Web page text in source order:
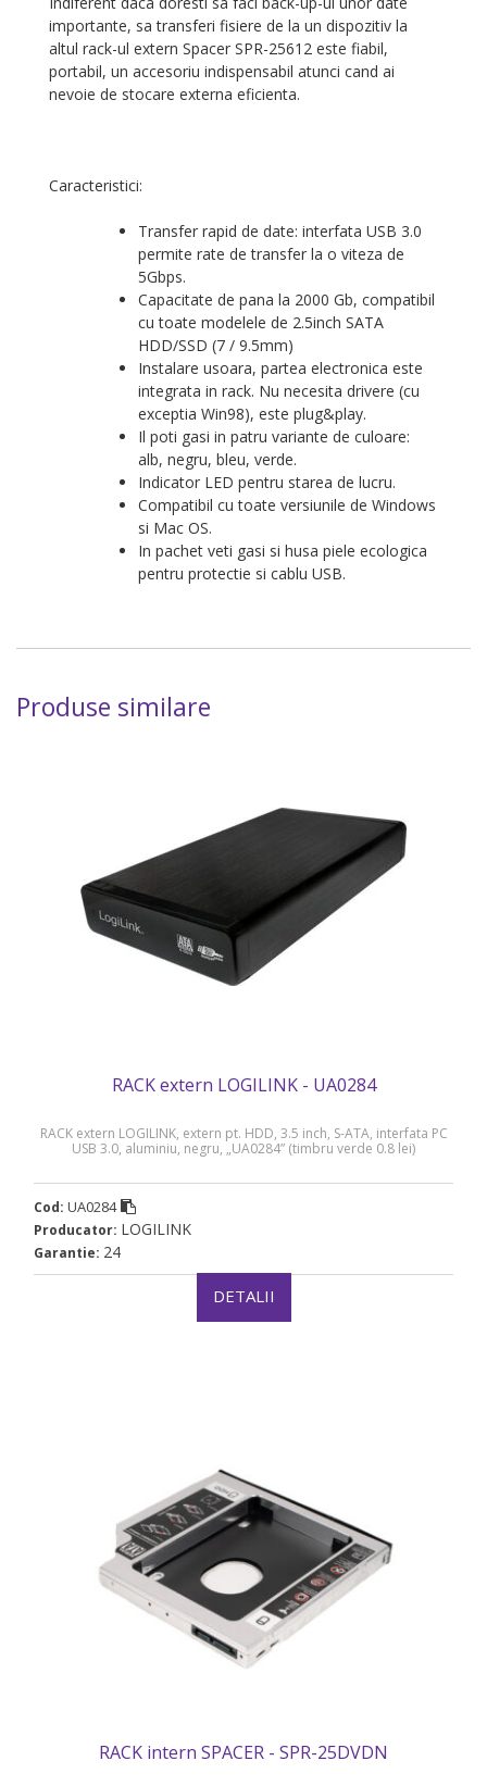
importante, sa transferi fisiere de la un dispozitiv la
altul rack-ul extern Spacer SPR-25612 este fiabil,
portabil, un accesoriu indispensabil atunci cand ai
nevoie de stocare externa eficienta.
Caracteristici:
Transfer rapid de date: interfata USB 3.0
permite rate de transfer la o viteza de
5Gbps.
Capacitate de pana la 2000 Gb, compatibil
cu toate modelele de 2.5inch SATA
HDD/SSD (7 / 9.5mm)
Instalare usoara, partea electronica este
integrata in rack. Nu necesita drivere (cu
exceptia Win98), este plug&play.
Il poti gasi in patru variante de culoare:
alb, negru, bleu, verde.
Indicator LED pentru starea de lucru.
Compatibil cu toate versiunile de Windows
si Mac OS.
In pachet veti gasi si husa piele ecologica
pentru protectie si cablu USB.
Produse similare
RACK extern LOGILINK - UA0284
RACK extern LOGILINK, extern pt. HDD, 3.5 inch, S-ATA, interfata PC
USB 3.0, aluminiu, negru, „UA0284” (timbru verde 0.8 lei)
Cod: UA0284
Producator: LOGILINK
Garantie: 24
DETALII
RACK intern SPACER - SPR-25DVDN